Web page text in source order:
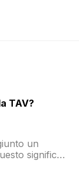
TAV?
un
significa